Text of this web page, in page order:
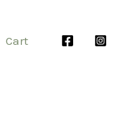
Cart